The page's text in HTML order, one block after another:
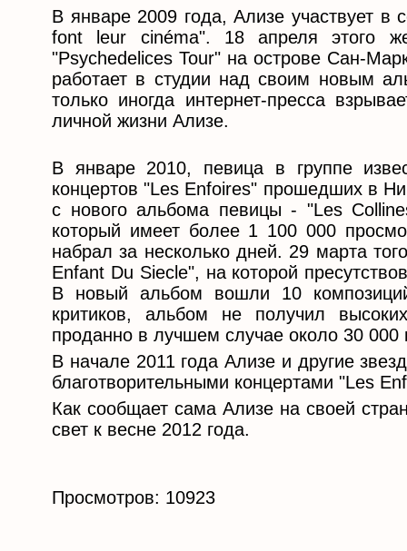
В январе 2009 года, Ализе участвует в
font leur cinéma". 18 апреля этого
"Psychedelices Tour" на острове Сан-
работает в студии над своим новым
только иногда интернет-пресса
личной жизни Ализе.
В январе 2010, певица в группе
концертов "Les Enfoires" прошедших в
с нового альбома певицы - "Les
который имеет более 1 100 000
набрал за несколько дней. 29 марта
Enfant Du Siecle", на которой
В новый альбом вошли 10
критиков, альбом не получил
проданно в лучшем случае около 30 000
В начале 2011 года Ализе и другие
благотворительными концертами "Les
Как сообщает сама Ализе на своей
свет к весне 2012 года.
Просмотров: 10923